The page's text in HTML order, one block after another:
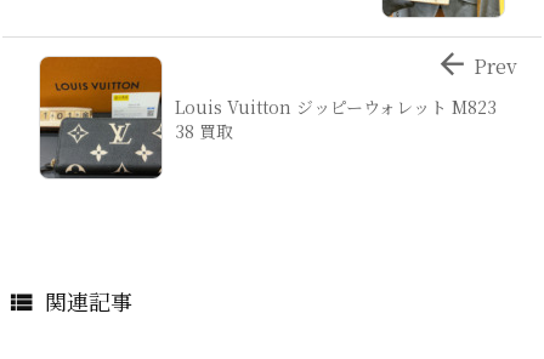
Louis Vuitton ジッピーウォレット M823
38 買取
 Prev
 関連記事